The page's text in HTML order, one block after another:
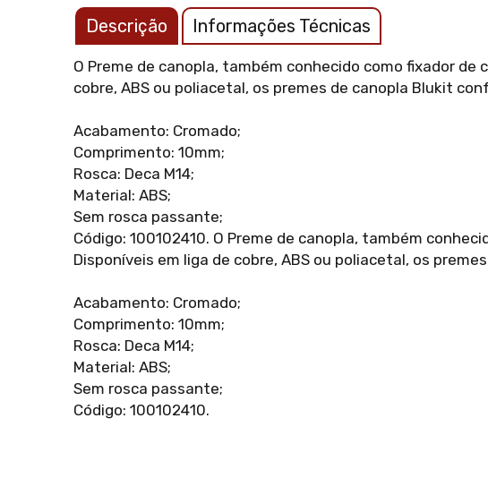
Descrição Informações Técnicas
O Preme de canopla, também conhecido como fixador
cobre, ABS ou poliacetal, os premes de canopla Blukit
Acabamento: Cromado;
Comprimento: 10mm;
Rosca: Deca M14;
Material: ABS;
Sem rosca passante;
Código: 100102410. O Preme de canopla, também
Disponíveis em liga de cobre, ABS ou poliacetal, os
Acabamento: Cromado;
Comprimento: 10mm;
Rosca: Deca M14;
Material: ABS;
Sem rosca passante;
Código: 100102410.